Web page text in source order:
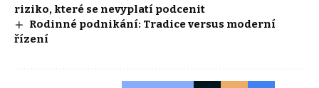
riziko, které se nevyplatí podcenit
Rodinné podnikání: Tradice versus moderní
řízení